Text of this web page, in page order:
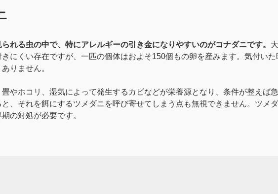
れる虫の中で、特にアレルギーの引き金になりやすいのがコナダニです。
にくい存在ですが、一匹の個体はおよそ150個もの卵を産みます。気付い
りません。
やホコリ、湿気によって発生するカビなどが栄養源となり、条件が整えば
と、それを餌にするツメダニを呼び寄せてしまう点も無視できません。ツメ
の対処が必要です。